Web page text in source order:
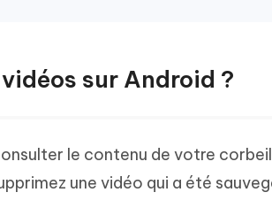
sur Android ?
le contenu de votre
une vidéo qui a été